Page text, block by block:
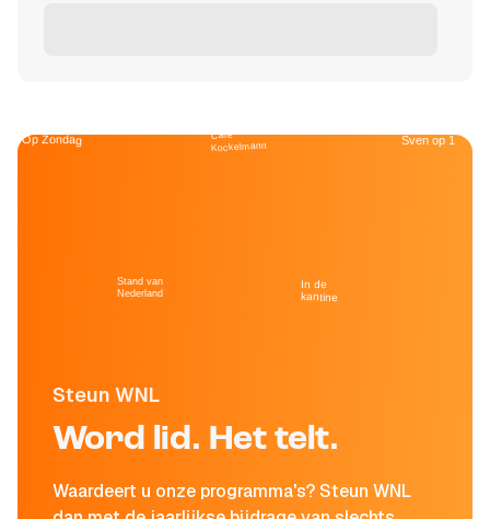
Steun WNL
Word lid. Het telt.
Waardeert u onze programma's? Steun WNL
Op Zondag
Stand van
Nederland
Café
Kockelmann
In de
kantine
Sven op 1